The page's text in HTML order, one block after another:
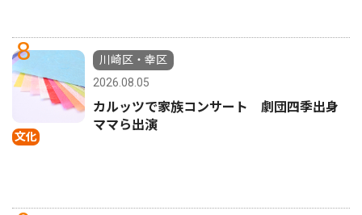
8
文化
川崎区・幸区
2026.08.05
カルッツで家族コンサート 劇団四季出身
ママら出演